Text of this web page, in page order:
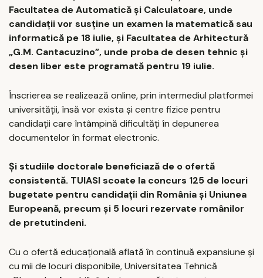
Facultatea de Automatică și Calculatoare, unde
candidații vor susține un examen la matematică sau
informatică pe 18 iulie, și Facultatea de Arhitectură
„G.M. Cantacuzino”, unde proba de desen tehnic și
desen liber este programată pentru 19 iulie.
Înscrierea se realizează online, prin intermediul platformei
universității, însă vor exista și centre fizice pentru
candidații care întâmpină dificultăți în depunerea
documentelor în format electronic.
Și studiile doctorale beneficiază de o ofertă
consistentă. TUIASI scoate la concurs 125 de locuri
bugetate pentru candidații din România și Uniunea
Europeană, precum și 5 locuri rezervate românilor
de pretutindeni.
Cu o ofertă educațională aflată în continuă expansiune și
cu mii de locuri disponibile, Universitatea Tehnică